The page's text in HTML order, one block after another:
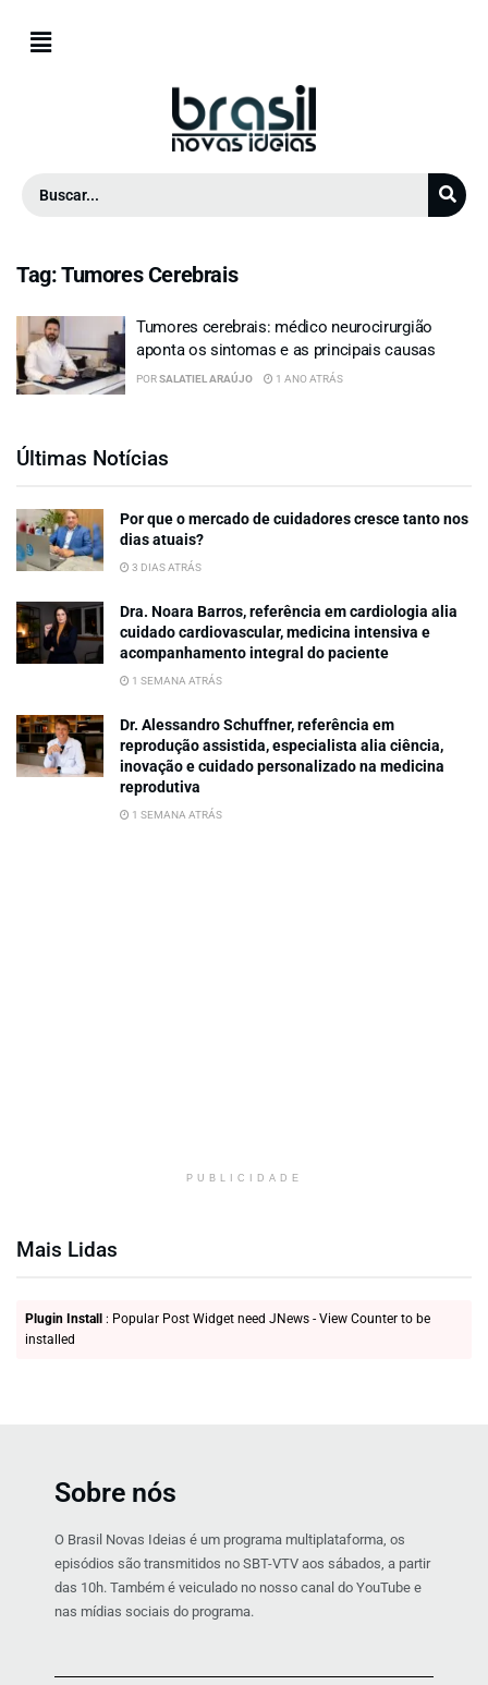
Tag:Tumores Cerebrais
Tumores cerebrais: médico neurocirurgião
aponta os sintomas e as principais causas
PORSALATIEL ARAÚJO 1 ANO ATRÁS
Últimas Notícias
Por que o mercado de cuidadores cresce tanto nos
dias atuais?
3 DIAS ATRÁS
Dra. Noara Barros, referência em cardiologia alia
cuidado cardiovascular, medicina intensiva e
acompanhamento integral do paciente
1 SEMANA ATRÁS
Dr. Alessandro Schuffner, referência em
reprodução assistida, especialista alia ciência,
inovação e cuidado personalizado na medicina
reprodutiva
1 SEMANA ATRÁS
PUBLICIDADE
Mais Lidas
Plugin Install : Popular Post Widget need JNews - View Counter to be
installed
Sobre nós
O Brasil Novas Ideias é um programa multiplataforma, os
episódios são transmitidos no SBT-VTV aos sábados, a partir
das 10h. Também é veiculado no nosso canal do YouTube e
nas mídias sociais do programa.